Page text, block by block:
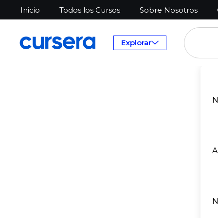
Inicio Todos los Cursos Sobre Nosotros
Explorar